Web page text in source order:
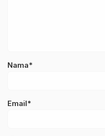
Nama*
Email*